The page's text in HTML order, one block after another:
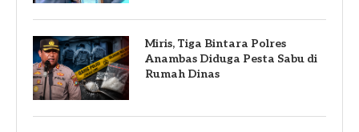
Miris, Tiga Bintara Polres
Anambas Diduga Pesta Sabu di
Rumah Dinas